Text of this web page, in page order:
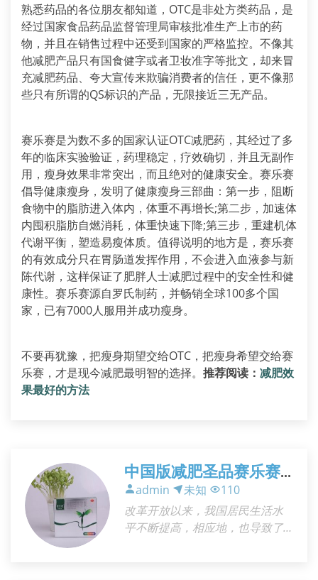
熟悉药品的各位朋友都知道，OTC是非处方类药品，是
经过国家食品药品监督管理局审核批准生产上市的药
物，并且在销售过程中还受到国家的严格监控。不像其
他减肥产品只有国食健字或者卫妆准字等批文，却来冒
充减肥药品、夸大宣传来欺骗消费者的信任，更不像那
些只有所谓的QS标识的产品，无限接近三无产品。
赛乐赛是为数不多的国家认证OTC减肥药，其经过了多
年的临床实验验证，药理稳定，疗效确切，并且无副作
用，瘦身效果非常突出，而且绝对的健康安全。赛乐赛
倡导健康瘦身，发明了健康瘦身三部曲：第一步，阻断
食物中的脂肪进入体内，体重不再增长;第二步，加速体
内囤积脂肪自燃消耗，体重快速下降;第三步，重建机体
代谢平衡，塑造易瘦体质。值得说明的地方是，赛乐赛
的有效成分只在胃肠道发挥作用，不会进入血液参与新
陈代谢，这样保证了肥胖人士减肥过程中的安全性和健
康性。赛乐赛源自罗氏制药，并畅销全球100多个国
家，已有7000人服用并成功瘦身。
不要再犹豫，把瘦身期望交给OTC，把瘦身希望交给赛
乐赛，才是现今减肥最明智的选择。 推荐阅读： 减肥效
果最好的方法
中国版减肥圣品赛乐赛
2015年全新上市
admin 未知
110
改革开放以来，我国居民生活水
平不断提高，相应地，也导致了